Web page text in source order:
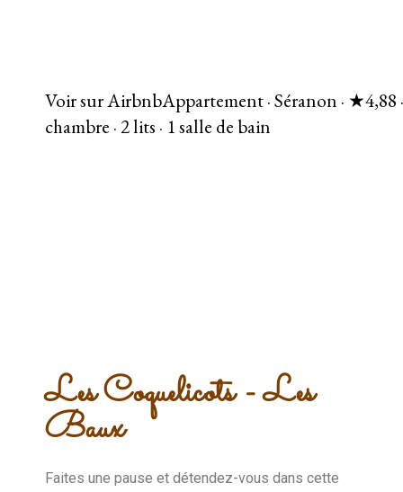
Voir sur AirbnbAppartement · Séranon · ★4,88
chambre · 2 lits · 1 salle de bain
Les Coquelicots - Les
Baux
Faites une pause et détendez-vous dans cette